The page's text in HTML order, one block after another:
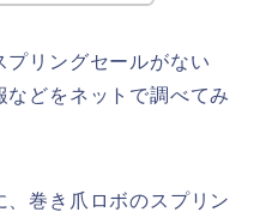
プリングセールがない
どをネットで調べてみ
、巻き爪ロボのスプリン